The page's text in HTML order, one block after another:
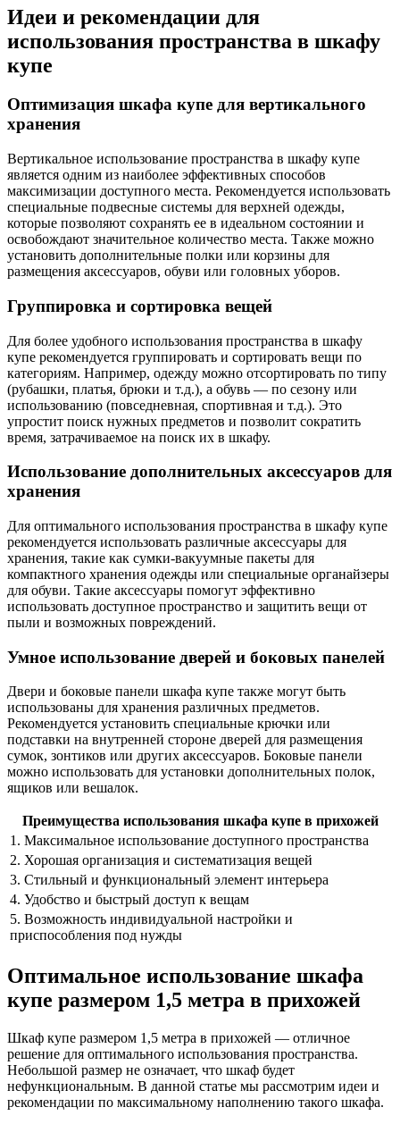
Идеи и рекомендации для
использования пространства в шкафу
купе
Оптимизация шкафа купе для вертикального
хранения
Вертикальное использование пространства в шкафу купе
является одним из наиболее эффективных способов
максимизации доступного места. Рекомендуется использовать
специальные подвесные системы для верхней одежды,
которые позволяют сохранять ее в идеальном состоянии и
освобождают значительное количество места. Также можно
установить дополнительные полки или корзины для
размещения аксессуаров, обуви или головных уборов.
Группировка и сортировка вещей
Для более удобного использования пространства в шкафу
купе рекомендуется группировать и сортировать вещи по
категориям. Например, одежду можно отсортировать по типу
(рубашки, платья, брюки и т.д.), а обувь — по сезону или
использованию (повседневная, спортивная и т.д.). Это
упростит поиск нужных предметов и позволит сократить
время, затрачиваемое на поиск их в шкафу.
Использование дополнительных аксессуаров для
хранения
Для оптимального использования пространства в шкафу купе
рекомендуется использовать различные аксессуары для
хранения, такие как сумки-вакуумные пакеты для
компактного хранения одежды или специальные органайзеры
для обуви. Такие аксессуары помогут эффективно
использовать доступное пространство и защитить вещи от
пыли и возможных повреждений.
Умное использование дверей и боковых панелей
Двери и боковые панели шкафа купе также могут быть
использованы для хранения различных предметов.
Рекомендуется установить специальные крючки или
подставки на внутренней стороне дверей для размещения
сумок, зонтиков или других аксессуаров. Боковые панели
можно использовать для установки дополнительных полок,
ящиков или вешалок.
Преимущества использования шкафа купе в прихожей
1. Максимальное использование доступного пространства
2. Хорошая организация и систематизация вещей
3. Стильный и функциональный элемент интерьера
4. Удобство и быстрый доступ к вещам
5. Возможность индивидуальной настройки и
приспособления под нужды
Оптимальное использование шкафа
купе размером 1,5 метра в прихожей
Шкаф купе размером 1,5 метра в прихожей — отличное
решение для оптимального использования пространства.
Небольшой размер не означает, что шкаф будет
нефункциональным. В данной статье мы рассмотрим идеи и
рекомендации по максимальному наполнению такого шкафа.